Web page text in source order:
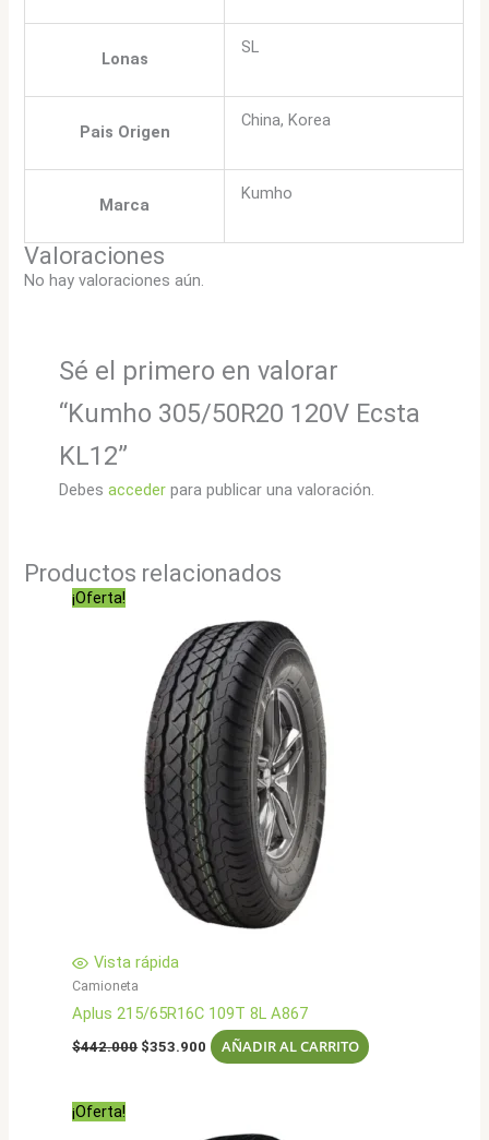
Lonas
SL
Pais Origen
China, Korea
Marca
Kumho
Valoraciones
No hay valoraciones aún.
Sé el primero en valorar
“Kumho 305/50R20 120V Ecsta
KL12”
Debes accederpara publicar una valoración.
Productos relacionados
¡Oferta!
Vista rápida
Camioneta
Aplus 215/65R16C 109T 8L A867
$442.000 El
$353.900 El
precio
AÑADIR AL CARRITO
¡Oferta!